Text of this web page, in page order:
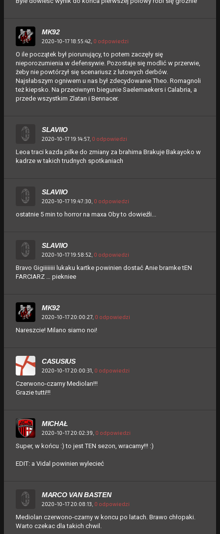
MK92
2020-10-17 18:55:42, 0 odpowiedzi
O ile początek był piorunujący, to potem zaczęły się
nieporozumienia w defensywie. Pozostaje się modlić w przerwie,
żeby nie powtórzył się scenariusz z lutowych derbów.
Najsłabszym ogniwem u nas był zdecydowanie Theo. Romagnoli
też kiepsko. Na przeciwnym biegunie Saelemaekers i Calabria, a
przede wszystkim Zlatan i Bennacer.
SLAVIIO
2020-10-17 19:14:57, 0 odpowiedzi
Leoa traci kazda pilke do zmiany za brahima Brakuje Bakayoko w
kadrze w takich trudnych spotkaniach
SLAVIIO
2020-10-17 19:47:30, 0 odpowiedzi
ostatnie 5 min to horror na maxa Oby to dowieźli...
SLAVIIO
2020-10-17 19:58:52, 0 odpowiedzi
Bravo Gigiiiiiiii lukaku kartke powinien dostać Anie bramke tEN
FARCIARZ … piekniee
MK92
2020-10-17 20:00:27, 0 odpowiedzi
Nareszcie! Milano siamo noi!
CASUSIUS
2020-10-17 20:00:31, 0 odpowiedzi
Czerwono-czarny Mediolan!!!
Grazie tutti!!!
MICHAŁ
2020-10-17 20:02:39, 0 odpowiedzi
Super, w końcu :) to jest TEN sezon, wracamy!!! :)
EDIT: a Vidal powinien wylecieć
MARCO VAN BASTEN
2020-10-17 20:08:13, 0 odpowiedzi
Mediolan czerwono-czarny w koncu po latach. Brawo chłopaki.
Warto czekac dla takich chwil.